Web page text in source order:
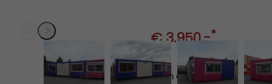
€ 3.950,-*
Neem contact op